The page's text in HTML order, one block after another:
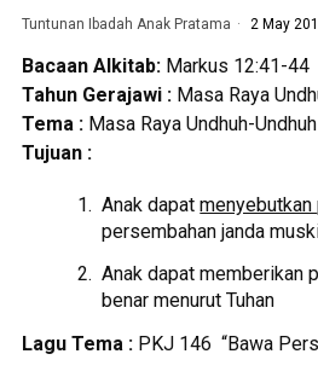
Tuntunan Ibadah Anak Pratama 2 May
Bacaan Alkitab: Markus 12:41-44
Tahun Gerajawi : Masa Raya
Tema : Masa Raya Undhuh-Undhuh
Tujuan :
Anak dapatmenyebutkan
persembahan janda
Anak dapat memberikan
benar menurut Tuhan
Lagu Tema : PKJ 146 “Bawa